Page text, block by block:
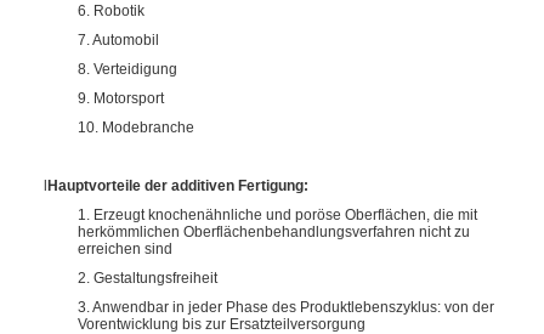
6. Robotik
7. Automobil
8. Verteidigung
9. Motorsport
10. Modebranche
lHauptvorteile der additiven Fertigung:
1. Erzeugt knochenähnliche und poröse Oberflächen, die mit
herkömmlichen Oberflächenbehandlungsverfahren nicht zu
erreichen sind
2. Gestaltungsfreiheit
3. Anwendbar in jeder Phase des Produktlebenszyklus: von der
Vorentwicklung bis zur Ersatzteilversorgung